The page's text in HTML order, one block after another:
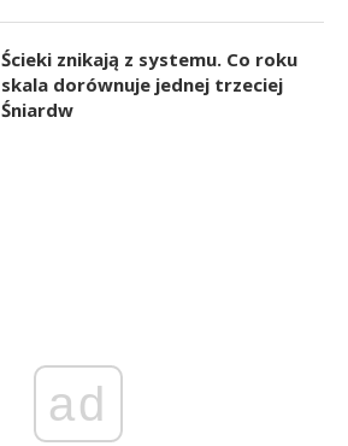
Ścieki znikają z systemu. Co roku
skala dorównuje jednej trzeciej
Śniardw
ad